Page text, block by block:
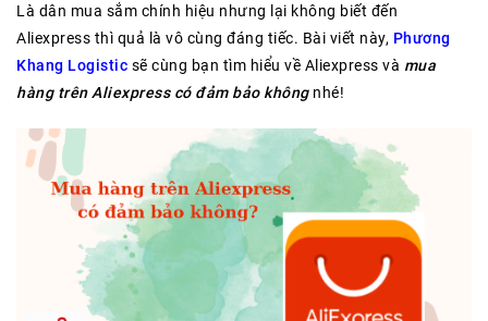
Là dân mua sắm chính hiệu nhưng lại không biết đến
Aliexpress thì quả là vô cùng đáng tiếc. Bài viết này, Phương
Khang Logistic sẽ cùng bạn tìm hiểu về Aliexpress và mua
hàng trên Aliexpress có đảm bảo khôngnhé!